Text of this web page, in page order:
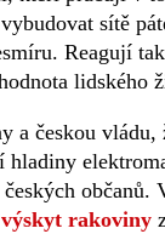
sítě
Reagují
lidského
a českou
hladiny
rakoviny